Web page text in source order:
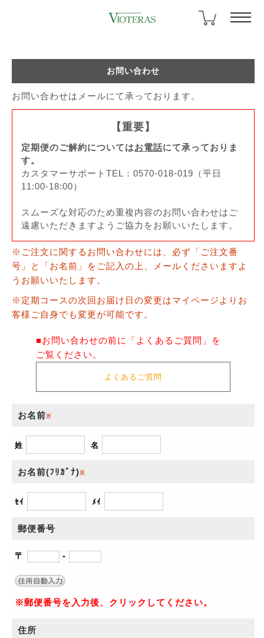
お問い合わせ
お問い合わせはメールにて承っております。
【重要】
定期便のご解約についてはお電話にて承っておりま
す。
カスタマーサポートTEL：0570-018-019（平日
11:00-18:00）
スムーズな対応のため重複内容のお問い合わせはご
遠慮いただきますようご協力をお願いいたします。
※ご注文に関するお問い合わせには、必ず「ご注文番
号」と「お名前」をご記入の上、メールくださいますよ
うお願いいたします。
※定期コースの次回お届け日の変更はマイページよりお
客様ご自身でも変更が可能です。
■お問い合わせの前に「よくあるご質問」を
ご覧ください。
よくあるご質問
お名前※
姓 名
お名前(ﾌﾘｶﾞﾅ)※
ｾｲ ﾒｲ
郵便番号
〒 -
※郵便番号を入力後、クリックしてください。
住所